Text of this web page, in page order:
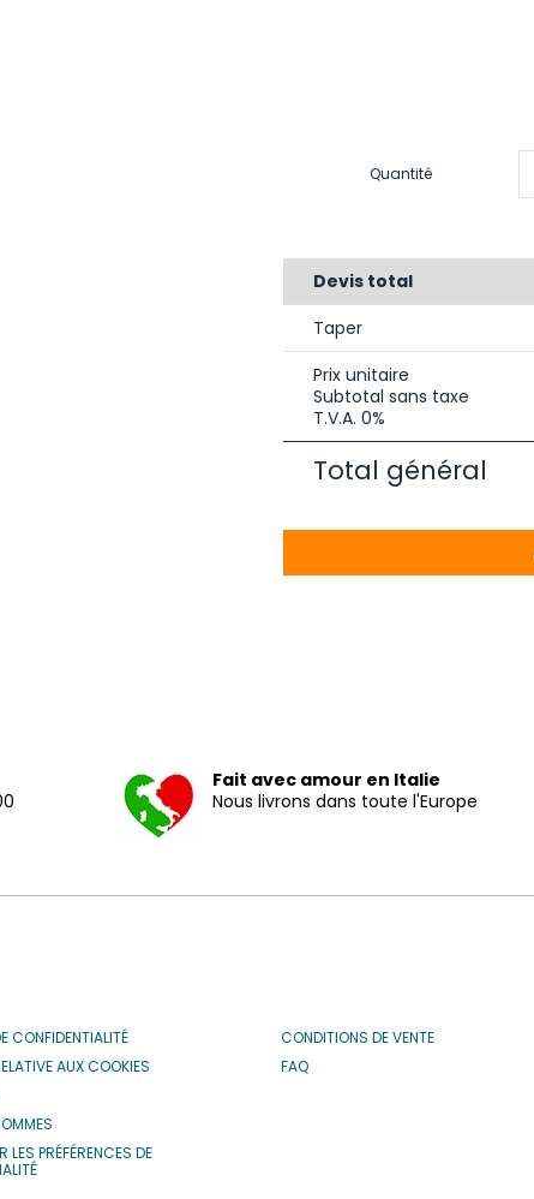
Quantité
Devis total
Taper
Prix unitaire
Subtotal sans taxe
T.V.A. 0%
Total général
Fait avec amour en Italie
Nous livrons dans toute l'Europe
CONFIDENTIALITÉ
AUX COOKIES
LES PRÉFÉRENCES DE
CONDITIONS DE VENTE
FAQ